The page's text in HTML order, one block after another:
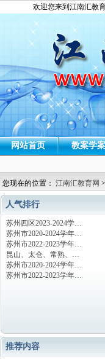
欢迎您来到江南汇教
网站首页 教案学案
您现在的位置： 江南汇教育网
人气排行
苏州四区2023-2024学…
苏州市2020-2024学年…
苏州市2022-2023学年…
昆山、太仓、常熟、…
苏州市2020-2024学年…
苏州市2022-2023学年…
推荐内容